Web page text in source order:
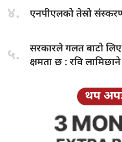
४. एनपीएलको तेस्रो
५. सरकारले गलतबाटो
क्षमता छ : रवि लामिछाने
थप